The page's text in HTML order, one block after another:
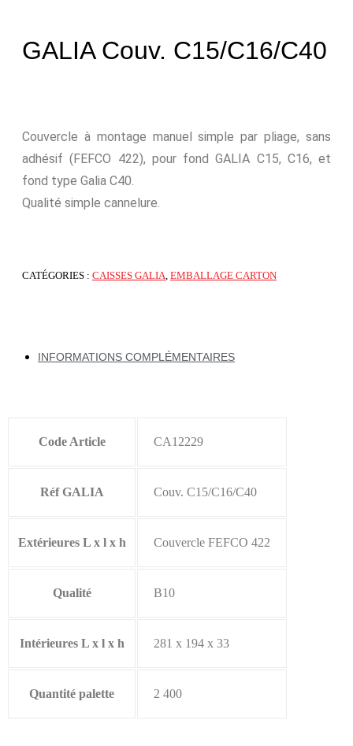
GALIA Couv. C15/C16/C40
Couvercle à montage manuel simple par pliage, sans
adhésif (FEFCO 422), pour fond GALIA C15, C16, et
fond type Galia C40.
Qualité simple cannelure.
CATÉGORIES : CAISSES GALIA EMBALLAGE CARTON
INFORMATIONS COMPLÉMENTAIRES
Code Article CA12229
Réf GALIA Couv. C15/C16/C40
Extérieures L x l x h Couvercle FEFCO 422
Qualité B10
Intérieures L x l x h 281 x 194 x 33
Quantité palette 2 400